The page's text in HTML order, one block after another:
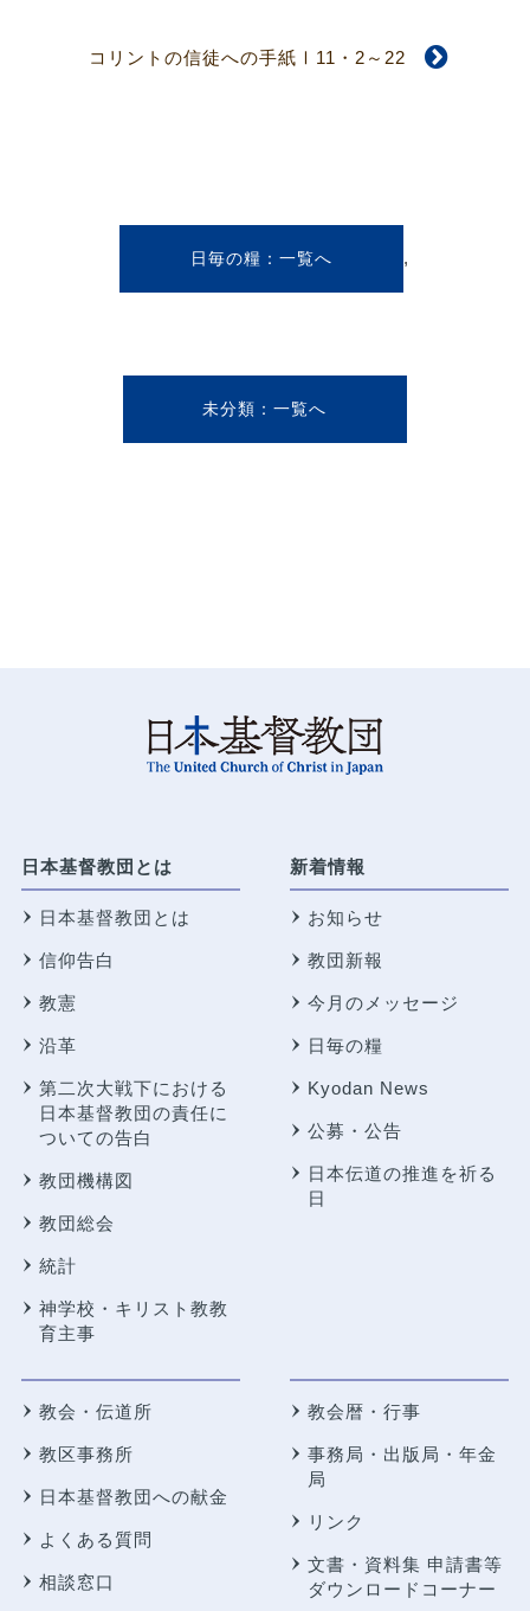
コリントの信徒への手紙Ⅰ11・2～22
日毎の糧 ,
未分類
日本基督教団とは
日本基督教団とは
信仰告白
教憲
沿革
第二次大戦下における
日本基督教団の責任に
ついての告白
教団機構図
教団総会
統計
神学校・キリスト教教
育主事
新着情報
お知らせ
教団新報
今月のメッセージ
日毎の糧
Kyodan News
公募・公告
日本伝道の推進を祈る
日
教会・伝道所
教区事務所
日本基督教団への献金
よくある質問
相談窓口
教会暦・行事
事務局・出版局・年金
局
リンク
文書・資料集 申請書等
ダウンロードコーナー